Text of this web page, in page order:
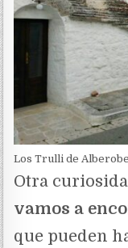
Los Trulli de
Otra
vamos a
que pueden